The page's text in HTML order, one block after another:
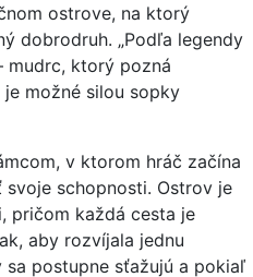
ostrove, na ktorý
dobrodruh. „Podľa legendy
mudrc, ktorý pozná
možné silou sopky
v ktorom hráč začína
schopnosti. Ostrov je
pričom každá cesta je
aby rozvíjala jednu
postupne sťažujú a pokiaľ